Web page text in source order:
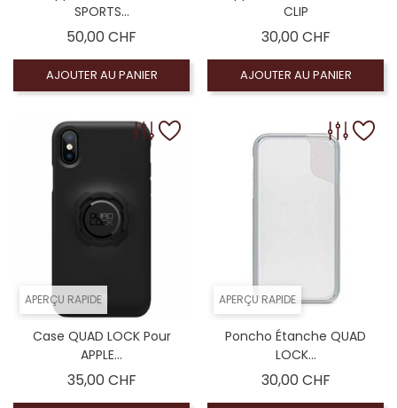
SPORTS...
50,00 CHF
AJOUTER AU PANIER
CLIP
30,00 CHFPrix
AJOUTER AU PANIER
APERÇU RAPIDE
Case QUAD LOCK Pour
APPLE...
35,00 CHFPrix
APERÇU RAPIDE
Poncho Étanche QUAD
LOCK...
30,00 CHFPrix